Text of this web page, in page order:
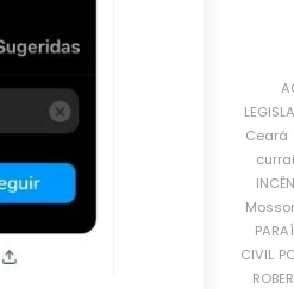
Ceará
CIVIL